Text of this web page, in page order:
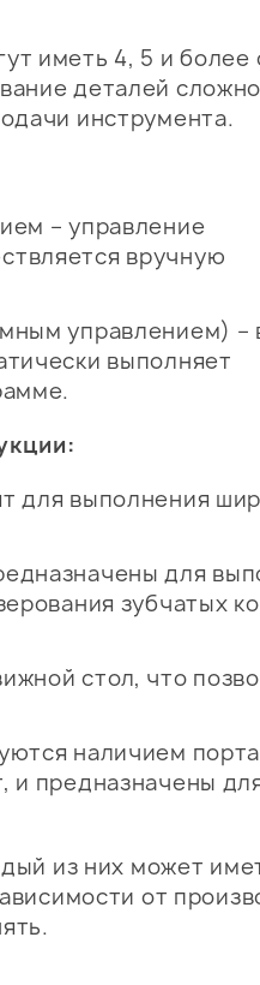
иметь 4, 5 и более
деталей
инструмента.
– управление
вручную
управлением) –
выполняет
для выполнения
для
зубчатых
стол, что
наличием
и предназначены
из них может
от